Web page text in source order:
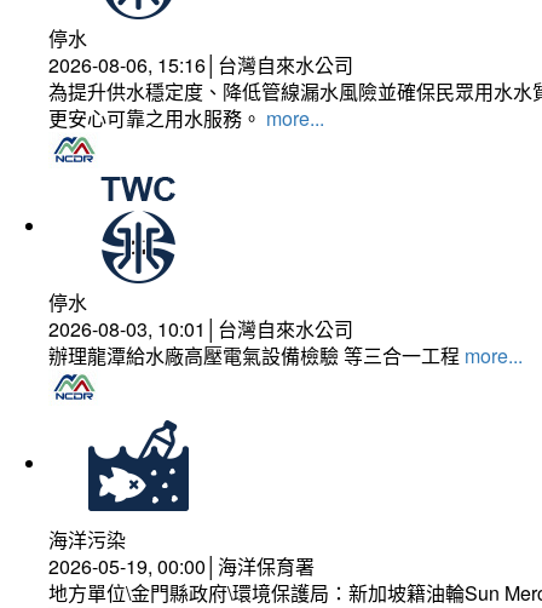
停水
2026-08-06, 15:16│台灣自來水公司
為提升供水穩定度、降低管線漏水風險並確保民眾用水
更安心可靠之用水服務。 more...
停水
2026-08-03, 10:01│台灣自來水公司
辦理龍潭給水廠高壓電氣設備檢驗 等三合一工程 more...
海洋污染
2026-05-19, 00:00│海洋保育署
地方單位\金門縣政府\環境保護局：新加坡籍油輪Sun